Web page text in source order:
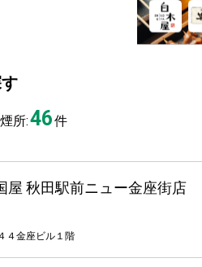
所:46件
屋 秋田駅前ニュー金座街店
４金座ビル１階